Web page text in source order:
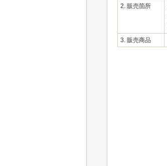
2. 販売箇所
3. 販売商品